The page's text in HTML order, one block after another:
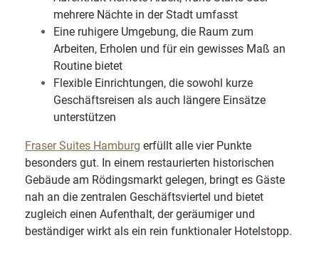
mehrere Nächte in der Stadt umfasst
Eine ruhigere Umgebung, die Raum zum
Arbeiten, Erholen und für ein gewisses Maß an
Routine bietet
Flexible Einrichtungen, die sowohl kurze
Geschäftsreisen als auch längere Einsätze
unterstützen
Fraser Suites Hamburg erfüllt alle vier Punkte
besonders gut. In einem restaurierten historischen
Gebäude am Rödingsmarkt gelegen, bringt es Gäste
nah an die zentralen Geschäftsviertel und bietet
zugleich einen Aufenthalt, der geräumiger und
beständiger wirkt als ein rein funktionaler Hotelstopp.